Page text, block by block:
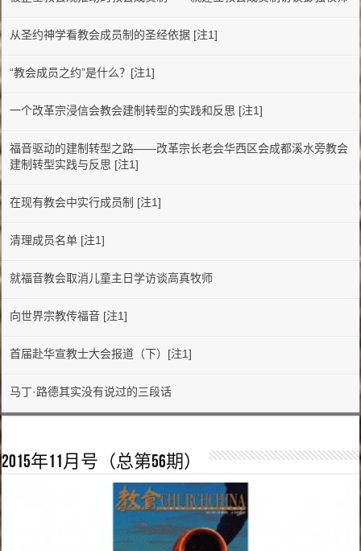
从圣约神学看教会成员制的圣经依据 [注1]
“教会成员之约”是什么？[注1]
一个改革宗浸信会教会建制转型的实践和反思 [注1]
福音驱动的建制转型之路——改革宗长老会华西区会成都溪水旁教会
建制转型实践与反思 [注1]
在现有教会中实行成员制 [注1]
清理成员名单 [注1]
就福音教会取消儿童主日学访谈高真牧师
向世界宗教传福音 [注1]
首届赴华宣教士大会报道（下）[注1]
马丁·路德其实没有说过的三段话
2015年11月号（总第56期）